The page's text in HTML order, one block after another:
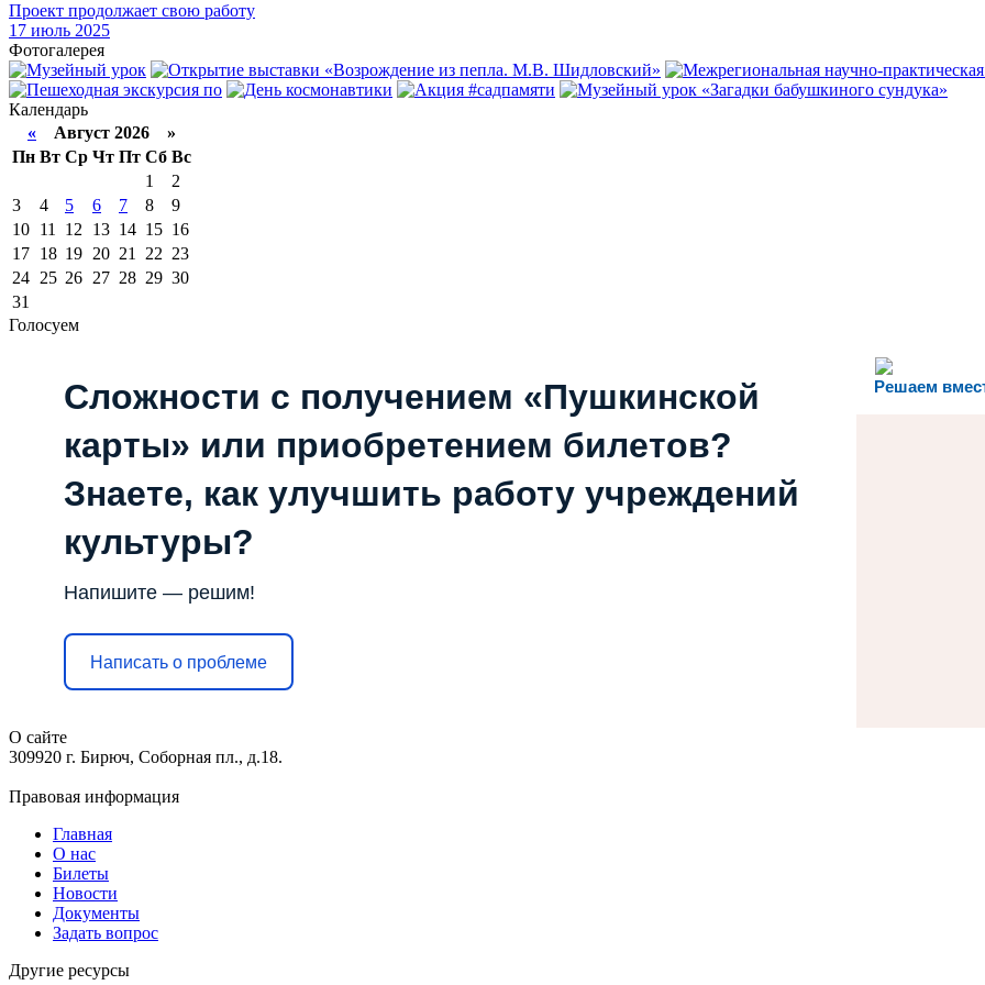
Проект продолжает свою работу
17 июль 2025
Фотогалерея
Календарь
« Август 2026 »
Пн Вт Ср Чт Пт Сб Вс
1
2
3
4 5 6 7 8
9
10 11 12 13 14 15 16
17 18 19 20 21 22 23
24 25 26 27 28 29 30
31
Голосуем
Решаем
Сложности с получением «Пушкинской
карты» или приобретением билетов?
Знаете, как улучшить работу учреждений
культуры?
Напишите — решим!
Написать о проблеме
О сайте
309920 г. Бирюч, Соборная пл., д.18.
Правовая информация
Главная
О нас
Билеты
Новости
Документы
Задать вопрос
Другие ресурсы